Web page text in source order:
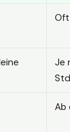
Je
Ab